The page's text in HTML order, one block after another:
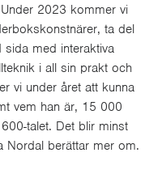
2023 kommer vi
ta del
sida med interaktiva
i all sin prakt och
vi under året att kunna
vem han är, 15 000
talet. Det blir minst
Nordal berättar mer om.